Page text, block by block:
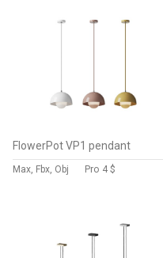
FlowerPot VP1 pendant
Max, Fbx, Obj Pro 4 $